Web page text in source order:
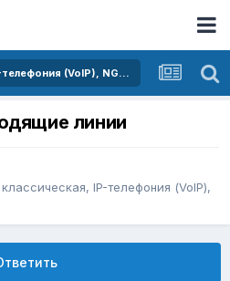
Телефония: классическая, IP-телефония (VoIP), NGN сети
линии
IP-телефония (VoIP),